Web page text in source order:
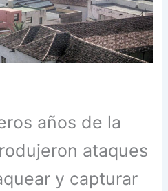
años de la
ataques
y capturar